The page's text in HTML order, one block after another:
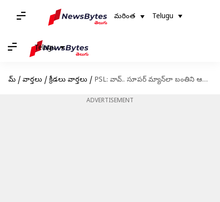
మరింత Telugu
Telugu
హోమ్ / వార్తలు / క్రీడలు వార్తలు / PSL: వావ్.. సూపర్ మ్యాన్‌లా బంతిని ఆపిన సికిందర్ రాజా
ADVERTISEMENT